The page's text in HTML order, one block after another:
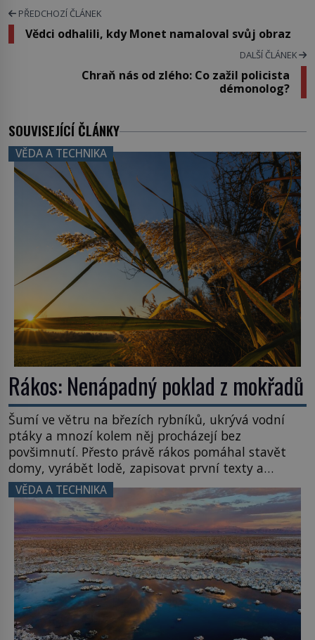
PŘEDCHOZÍ ČLÁNEK
Vědci odhalili, kdy Monet namaloval svůj obraz
DALŠÍ ČLÁNEK
Chraň nás od zlého: Co zažil policista
démonolog?
SOUVISEJÍCÍ ČLÁNKY
VĚDA A TECHNIKA
Rákos: Nenápadný poklad z mokřadů
Šumí ve větru na březích rybníků, ukrývá vodní
ptáky a mnozí kolem něj procházejí bez
povšimnutí. Přesto právě rákos pomáhal stavět
domy, vyrábět lodě, zapisovat první texty a
inspiroval řadu pověstí. Tato skromná, ale
užitečná rostlina provází člověka už tisíce let.
Většina lidí vnímá rákos jen jako obyčejnou kulisu
letního koupání. Stačí se však podívat […]
VĚDA A TECHNIKA